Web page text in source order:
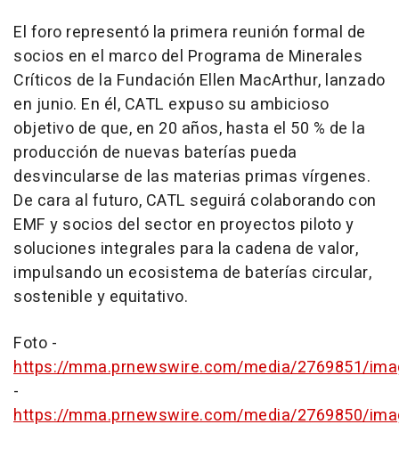
El foro representó la primera reunión formal de
socios en el marco del Programa de Minerales
Críticos de la Fundación Ellen MacArthur, lanzado
en junio. En él, CATL expuso su ambicioso
objetivo de que, en 20 años, hasta el 50 % de la
producción de nuevas baterías pueda
desvincularse de las materias primas vírgenes.
De cara al futuro, CATL seguirá colaborando con
EMF y socios del sector en proyectos piloto y
soluciones integrales para la cadena de valor,
impulsando un ecosistema de baterías circular,
sostenible y equitativo.
Foto -
https://mma.prnewswire.com/media/2769851/
-
https://mma.prnewswire.com/media/2769850/